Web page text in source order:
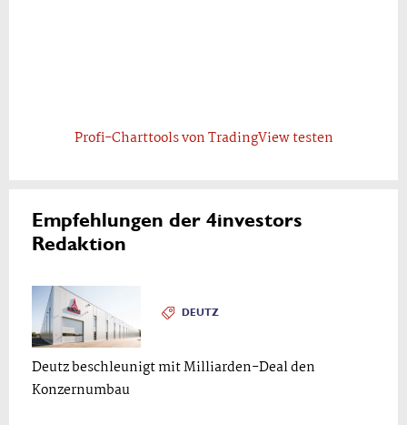
Profi-Charttools von TradingView testen
Empfehlungen der 4investors
Redaktion
DEUTZ
Deutz beschleunigt mit Milliarden-Deal den
Konzernumbau